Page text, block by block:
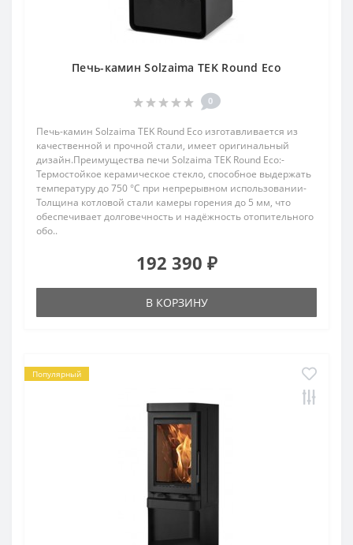
Печь-камин Solzaima TEK Round Eco
0
Печь-камин Solzaima TEK Round Eco изготавливается из
качественной и прочной стали, имеет оригинальный
дизайн.Преимущества печи Solzaima TEK Round Eco:-
Термостойкое керамическое стекло, способное выдержать
температуру до 750 °C при непрерывном использовании-
Толщина котловой стали камеры горения до 5 мм, что
обеспечивает долговечность и надёжность отопительного
обо..
192 390 ₽
В КОРЗИНУ
Популярный